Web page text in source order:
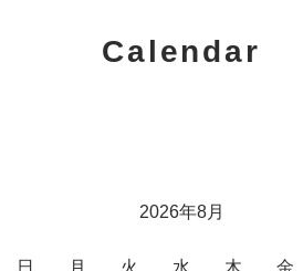
Calendar
2026年8月
日 月 火 水 木 金